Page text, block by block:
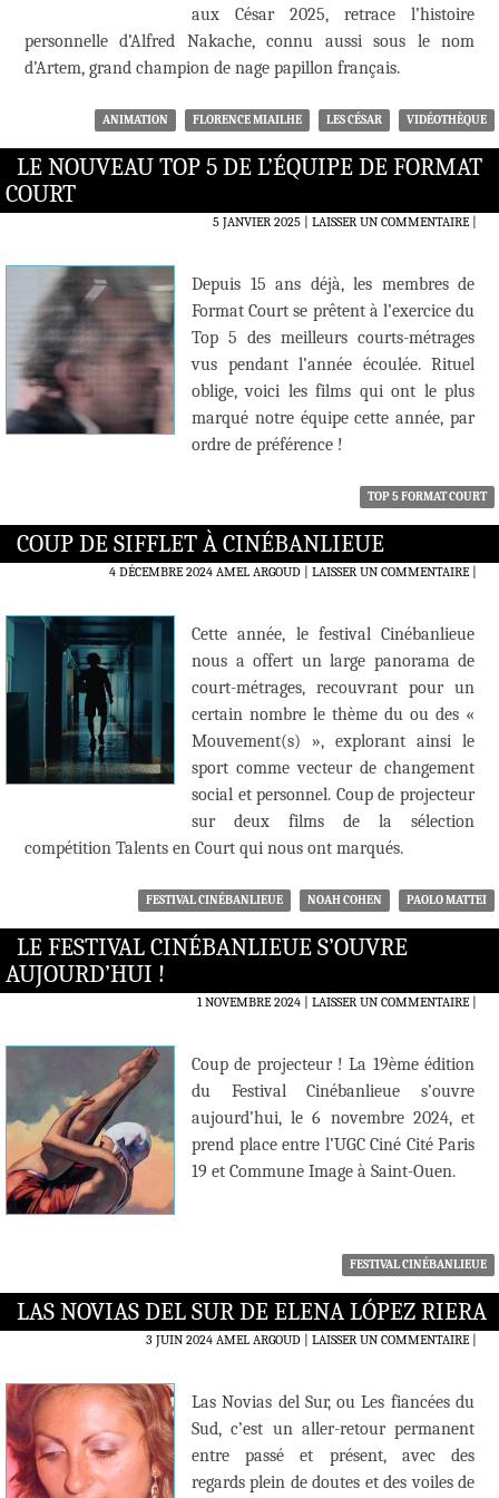
aux César 2025, retrace l’histoire
personnelle d’Alfred Nakache, connu aussi sous le nom
d’Artem, grand champion de nage papillon français.
ANIMATION FLORENCE MIAILHE LES CÉSAR VIDÉOTHÈQUE
LE NOUVEAU TOP 5 DE L’ÉQUIPE DE FORMAT
COURT
5 JANVIER 2025 LAISSER UN COMMENTAIRE|
Depuis 15 ans déjà, les membres de
Format Court se prêtent à l’exercice du
Top 5 des meilleurs courts-métrages
vus pendant l’année écoulée. Rituel
oblige, voici les films qui ont le plus
marqué notre équipe cette année, par
ordre de préférence !
TOP 5 FORMAT COURT
COUP DE SIFFLET À CINÉBANLIEUE
4 DÉCEMBRE 2024 AMEL ARGOUD LAISSER UN COMMENTAIRE|
Cette année, le festival Cinébanlieue
nous a offert un large panorama de
court-métrages, recouvrant pour un
certain nombre le thème du ou des «
Mouvement(s) », explorant ainsi le
sport comme vecteur de changement
social et personnel. Coup de projecteur
sur deux films de la sélection
compétition Talents en Court qui nous ont marqués.
FESTIVAL CINÉBANLIEUE NOAH COHEN PAOLO MATTEI
LE FESTIVAL CINÉBANLIEUE S’OUVRE
AUJOURD’HUI !
1 NOVEMBRE 2024 LAISSER UN COMMENTAIRE|
Coup de projecteur ! La 19ème édition
du Festival Cinébanlieue s’ouvre
aujourd’hui, le 6 novembre 2024, et
prend place entre l’UGC Ciné Cité Paris
19 et Commune Image à Saint-Ouen.
FESTIVAL CINÉBANLIEUE
LAS NOVIAS DEL SUR DE ELENA LÓPEZ RIERA
3 JUIN 2024 AMEL ARGOUD LAISSER UN COMMENTAIRE|
Las Novias del Sur, ou Les fiancées du
Sud, c’est un aller-retour permanent
entre passé et présent, avec des
regards plein de doutes et des voiles de